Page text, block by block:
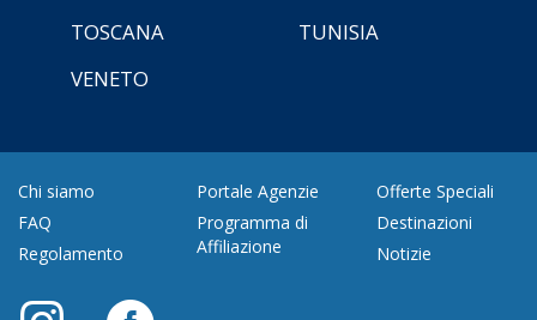
TOSCANA
TUNISIA
VENETO
Chi siamo
FAQ
Regolamento
Portale Agenzie
Programma di
Affiliazione
Offerte Speciali
Destinazioni
Notizie